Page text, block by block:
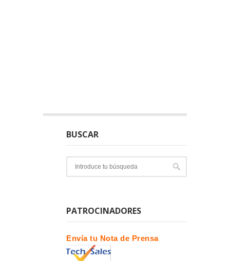
BUSCAR
PATROCINADORES
Envía tu Nota de Prensa